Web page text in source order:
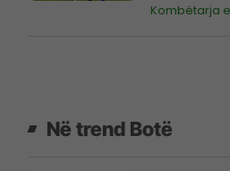
Kombëtarja
Në trend Botë